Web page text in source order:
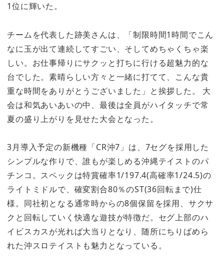
1位に輝いた。
チームを代表した跡美さんは、「制限時間1時間でこん
なに玉が出て連続してすごい、そしてめちゃくちゃ楽
しい。お仕事帰りにサクッと打ちに行ける超魅力的な
台でした。素晴らしい方々と一緒に打てて、こんな貴
重な時間をありがとうございました」と挨拶した。 大
会は和気あいあいの中、最後は全員がハイタッチで常
夏の盛り上がりを見せた大会となった。
3月導入予定の新機種「CR沖7」は、7セグを採用した
シンプルな作りで、誰もが楽しめる沖縄テイストのパ
チンコ。スペックは特賞確率1/197.4(高確率1/24.5)の
ライトミドルで、確変割合80％のST(36回転まで)仕
様。同社初となる通常時からの8個保留を採用、サクサ
クと回転していく快適な遊技が特徴だ。セグ上部のハ
イビスカスが光れば大当りとなり、随所にちりばめら
れた沖スロテイストも魅力となっている。